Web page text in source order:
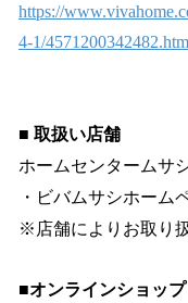
https://
4-1/
■ 取扱い店舗
ホームセンタームサ
・ビバムサシホーム
※店舗によりお取り
■オンラインショップ